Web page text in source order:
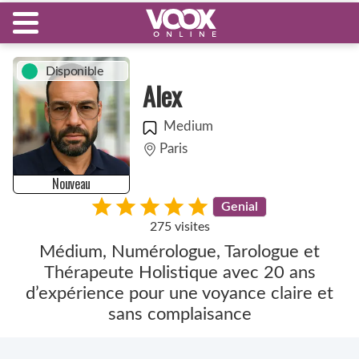
Disponible
Nouveau
Alex
Medium
Paris
Genial
275 visites
Médium, Numérologue, Tarologue et
Thérapeute Holistique avec 20 ans
d’expérience pour une voyance claire et
sans complaisance